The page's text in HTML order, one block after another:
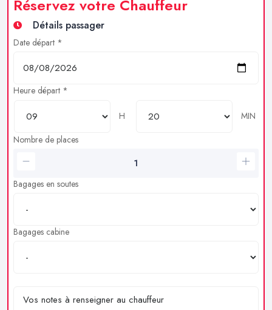
Réservez votre Chauffeur
Détails passager
Date départ *
Heure départ *
H
MIN
Nombre de places
Bagages en soutes
Bagages cabine